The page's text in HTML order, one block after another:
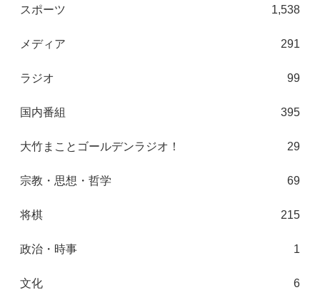
スポーツ 1,538
メディア 291
ラジオ 99
国内番組 395
大竹まことゴールデンラジオ！ 29
宗教・思想・哲学 69
将棋 215
政治・時事 1
文化 6